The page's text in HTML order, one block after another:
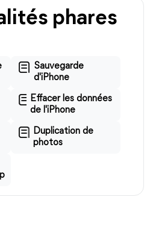
phares
Sauvegarde
d'iPhone
Effacer les données
de l'iPhone
Duplication de
photos